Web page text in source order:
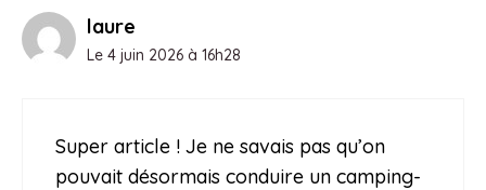
laure
Le 4 juin 2026 à 16h28
Super article ! Je ne savais pas qu’on
pouvait désormais conduire un camping-